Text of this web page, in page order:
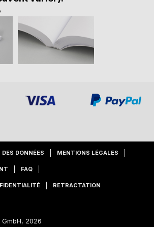
DONNÉES MENTIONS LÉGALES
FAQ
RETRACTATION
2026